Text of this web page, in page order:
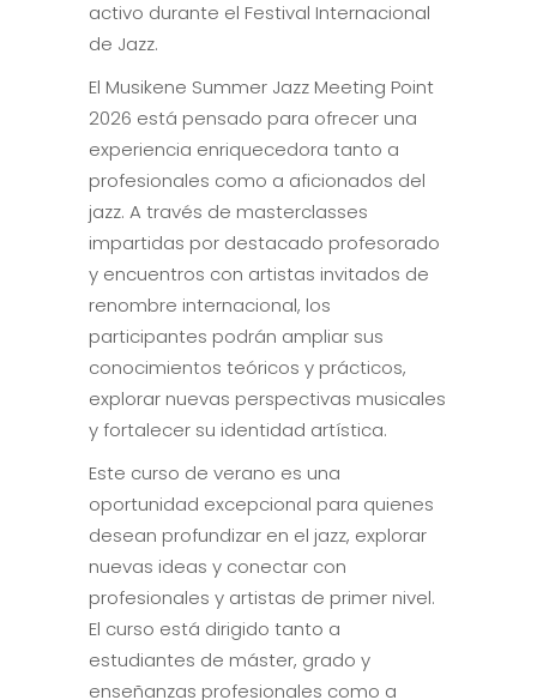
activo durante el Festival Internacional
de Jazz.
El Musikene Summer Jazz Meeting Point
2026 está pensado para ofrecer una
experiencia enriquecedora tanto a
profesionales como a aficionados del
jazz. A través de masterclasses
impartidas por destacado profesorado
y encuentros con artistas invitados de
renombre internacional, los
participantes podrán ampliar sus
conocimientos teóricos y prácticos,
explorar nuevas perspectivas musicales
y fortalecer su identidad artística.
Este curso de verano es una
oportunidad excepcional para quienes
desean profundizar en el jazz, explorar
nuevas ideas y conectar con
profesionales y artistas de primer nivel.
El curso está dirigido tanto a
estudiantes de máster, grado y
enseñanzas profesionales como a